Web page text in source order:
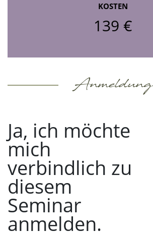
KOSTEN
139 €
Anmeldung
Ja, ich möchte
mich
verbindlich zu
diesem
Seminar
anmelden.